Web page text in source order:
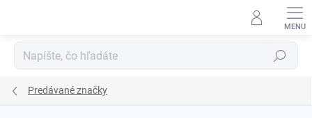
Hľadať
Predávané značky